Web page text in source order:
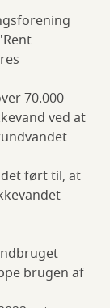
70.000
ved at
ført til, at
brugen af